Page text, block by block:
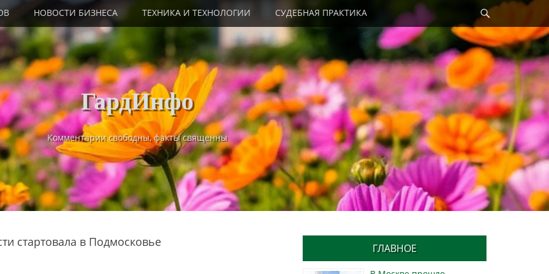
НОВОСТИ БИЗНЕСА ТЕХНИКА И ТЕХНОЛОГИИ СУДЕБНАЯ ПРАКТИКА
Найти
ГардИнфо
Комментарии свободны, факты священны
стартовала в Подмосковье ГЛАВНОЕ